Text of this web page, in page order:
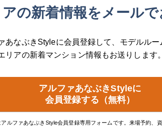
の新着情報をメール
あなぶきStyleに会員登録して、 モデルル
リアの新着マンション情報もお送りします。
アルファあなぶきStyleに
会員登録する（無料）
ルファあなぶきStyle会員登録専用フォームです。来場予約、